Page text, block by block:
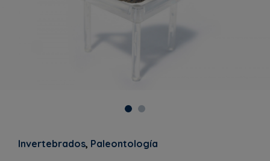
Invertebrados, Paleontología